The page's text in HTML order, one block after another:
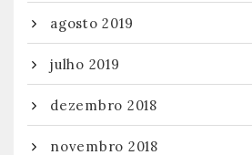
agosto 2019
julho 2019
dezembro 2018
novembro 2018